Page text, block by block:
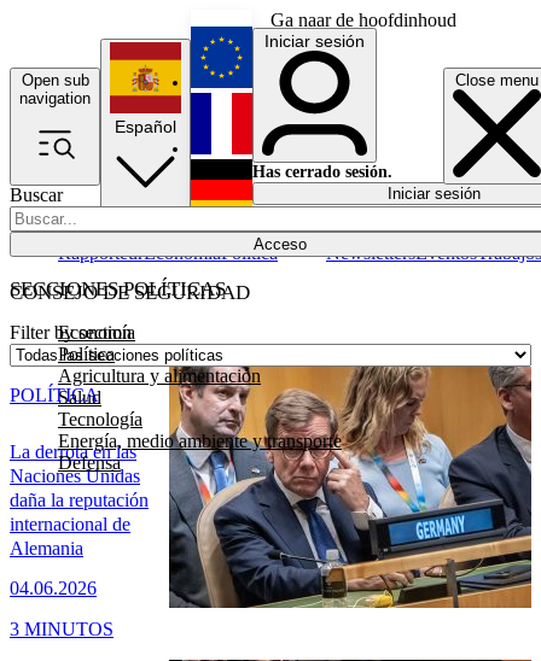
Ga naar de hoofdinhoud
Open sub
navigation
Close menu
Buscar
Acceso
SECCIONES POLÍTICAS
Economía
Política
Agricultura y alimentación
Salud
Tecnología
Energía, medio ambiente y transporte
Defensa
RapporteurEconomíaPolítica NewslettersEventosTrabajos
Español
English
Français
Iniciar sesión
Has cerrado sesión.
Iniciar sesión
CONSEJO DE SEGURIDAD
Filter by section
La derrota en las
Naciones Unidas
daña la reputación
internacional de
Alemania
04.06.2026
POLÍTICA
3 MINUTOS